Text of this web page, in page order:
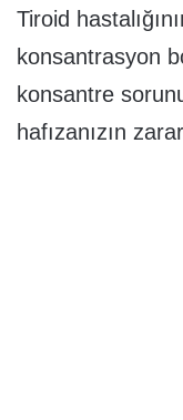
Tiroid
konsantrasyon
konsantre
hafızanızın